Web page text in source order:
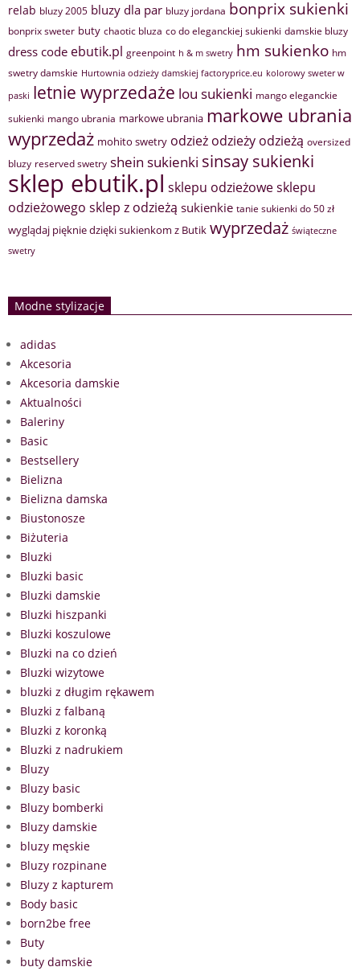
relab bluzy 2005 bluzy dla par bluzy jordana bonprix sukienki
bonprix sweter buty chaotic bluza co do eleganckiej sukienki damskie bluzy
dress code ebutik.pl greenpoint h & m swetry hm sukienko hm
swetry damskie Hurtownia odzieży damskiej factoryprice.eu kolorowy sweter w
paski letnie wyprzedaże lou sukienki mango eleganckie
sukienki mango ubrania markowe ubrania markowe ubrania
wyprzedaż mohito swetry odzież odzieży odzieżą oversized
bluzy reserved swetry shein sukienki sinsay sukienki
sklep ebutik.pl sklepu odzieżowesklepu
odzieżowego sklep z odzieżą sukienkie tanie sukienki do 50 zł
wyglądaj pięknie dzięki sukienkom z Butik wyprzedaż świąteczne
swetry
Modne stylizacje
adidas
Akcesoria
Akcesoria damskie
Aktualności
Baleriny
Basic
Bestsellery
Bielizna
Bielizna damska
Biustonosze
Biżuteria
Bluzki
Bluzki basic
Bluzki damskie
Bluzki hiszpanki
Bluzki koszulowe
Bluzki na co dzień
Bluzki wizytowe
bluzki z długim rękawem
Bluzki z falbaną
Bluzki z koronką
Bluzki z nadrukiem
Bluzy
Bluzy basic
Bluzy bomberki
Bluzy damskie
bluzy męskie
Bluzy rozpinane
Bluzy z kapturem
Body basic
born2be free
Buty
buty damskie